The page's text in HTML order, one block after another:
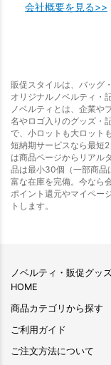
会社概要を見る>>
販促スタイルは、バッグ
オリジナルノベルティ・
ノベルティとは、企業や
名やロゴ入りのグッズ・
で、小ロットも大ロット
短納期サービスなら最短
は商品ページからリアル
品は最小30個（一部商品
富な在庫を完備。今なら
ポイント還元やマイペー
トします。
ノベルティ・販促グッ
HOME
商品カテゴリから探す
ご利用ガイド
ご注文方法について